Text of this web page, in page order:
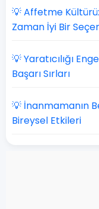
💡 Affetme
Zaman İyi Bir
💡 Yaratıcılığı
Başarı Sırları
💡 İnanmamanın
Bireysel Etkileri